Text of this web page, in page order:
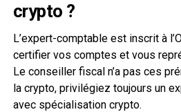
crypto ?
L’expert-comptable est inscrit à
certifier vos comptes et vous
Le conseiller fiscal n’a pas ces
la crypto, privilégiez toujours un
avec spécialisation crypto.